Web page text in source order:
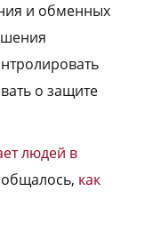
и обменных
о защите
людей в
как
×